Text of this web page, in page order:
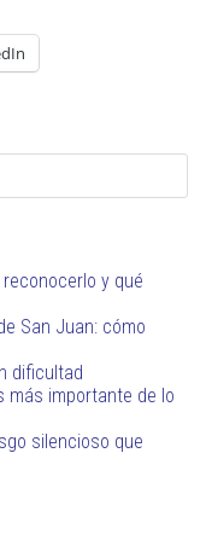
y qué
San Juan: cómo
dificultad
más importante de lo
silencioso que